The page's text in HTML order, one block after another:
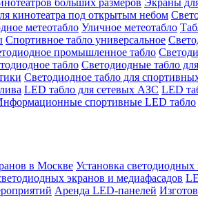
больших размеров Экраны
кинотеатра под открытым небом
метеотабло Уличное метеотабло
Спортивное табло универсальное
промышленное табло
табло Светодиодные табло
Светодиодное табло для
LED табло для сетевых АЗС LED
спортивные LED табло
в Москве Установка
экранов и медиафасадов
Аренда LED-панелей